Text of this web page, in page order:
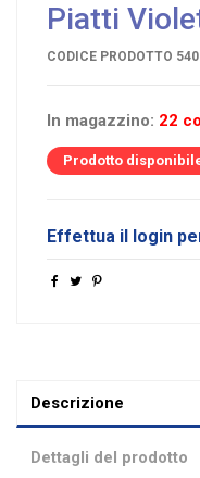
Piatti
CODICE PRODOTTO
In magazzino: 22
Prodotto
Effettua il login
Descrizione
Dettagli del prodotto